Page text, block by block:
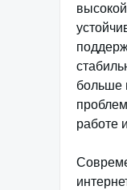
больше
работе